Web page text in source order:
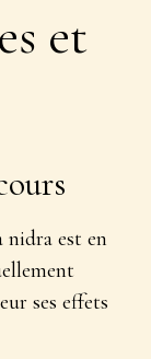
et
nidra est en
ses effets